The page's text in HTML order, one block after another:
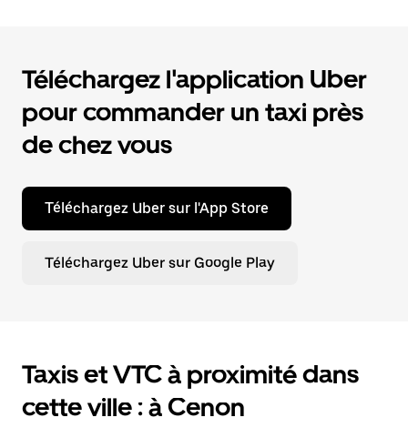
Téléchargez l'application Uber
pour commander un taxi près
de chez vous
Téléchargez Uber sur l'App Store
Téléchargez Uber sur Google Play
Taxis et VTC à proximité dans
cette ville : à Cenon